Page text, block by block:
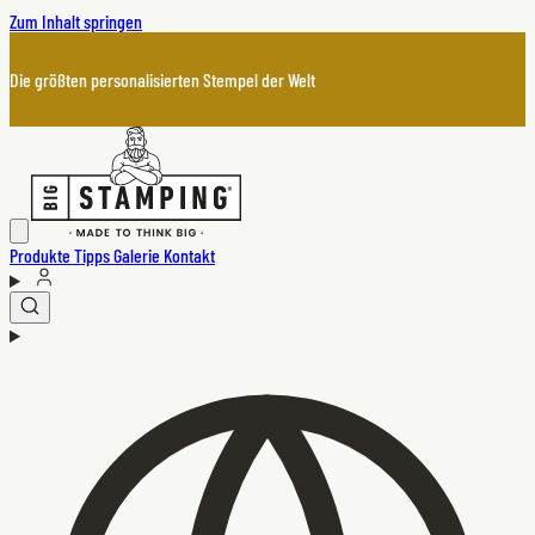
Zum Inhalt springen
Die größten personalisierten Stempel der Welt
Produkte TippsGalerie Kontakt